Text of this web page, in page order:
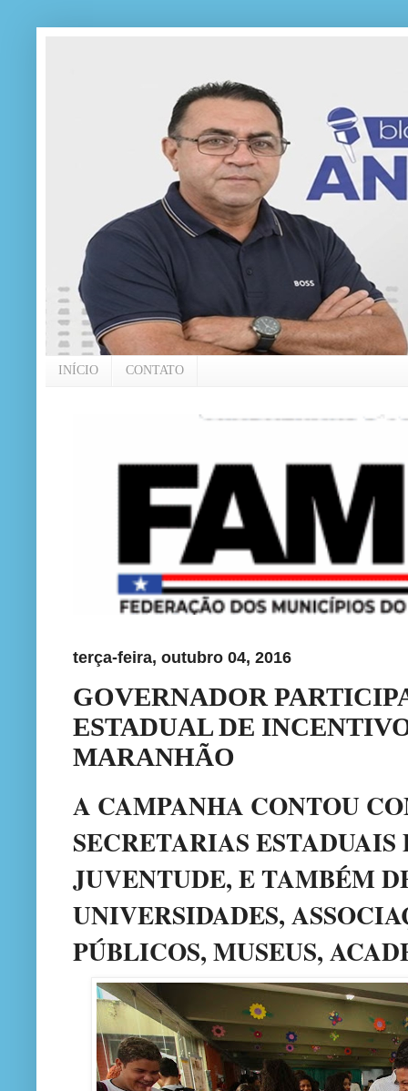
INÍCIO CONTATO
terça-feira, outubro 04, 2016
GOVERNADOR
ESTADUAL DE
MARANHÃO
A CAMPANHA CONTOU
SECRETARIAS
JUVENTUDE, E TAMBÉM
UNIVERSIDADES,
PÚBLICOS, MUSEUS,